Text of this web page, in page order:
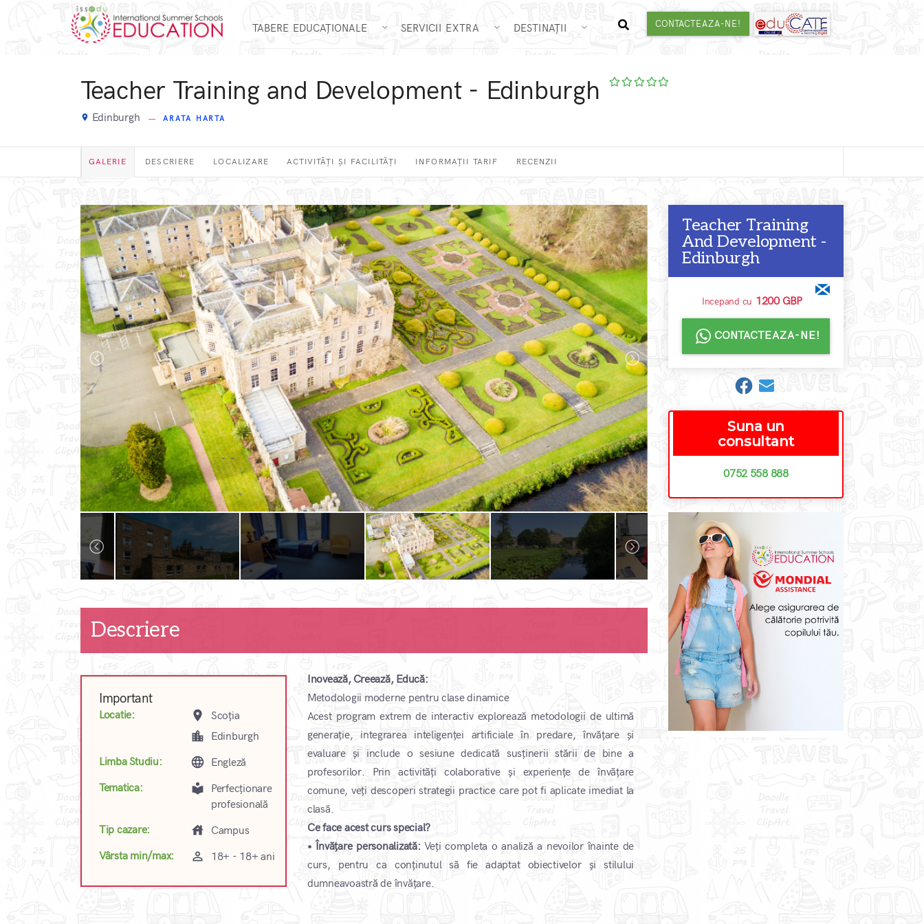
TABERE EDUCAȚIONALE SERVICII EXTRA DESTINAȚII CONTACTEAZA-NE!
Teacher Training and Development - Edinburgh
place Edinburgh ARATA HARTA
GALERIE DESCRIERE LOCALIZARE ACTIVITĂȚI ȘI FACILITĂȚI INFORMAȚII TARIF RECENZII
Descriere
Important
Locatie: place Scoția
location_city
Edinburgh
Limba Studiu:
language Engleză
Tematica:
local_library
Perfecționare
profesională
Tip cazare:
house
Campus
Vârsta min/max:
perm_identity 18+ - 18+ ani
Inovează, Creează, Educă:
Metodologii moderne pentru clase dinamice
Acest program extrem de interactiv explorează metodologii de ultimă
generație, integrarea inteligenței artificiale în predare, învățare și
evaluare și include o sesiune dedicată susținerii stării de bine a
profesorilor. Prin activități colaborative și experiențe de învățare
comune, veți descoperi strategii practice care pot fi aplicate imediat la
clasă.
Ce face acest curs special?
• Învățare personalizată: Veți completa o analiză a nevoilor înainte de
curs, pentru ca conținutul să fie adaptat obiectivelor și stilului
dumneavoastră de învățare.
Teacher Training
And Development -
Edinburgh
Incepand cu 1200 GBP
CONTACTEAZA-NE!
Suna un
consultant
0752 558 888